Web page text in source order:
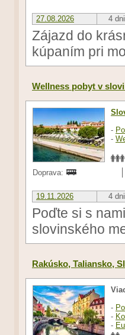
27.08.2026 4 dni
Zájazd do
kúpaním pri
Wellness pobyt v
-
-
Doprava:
19.11.2026 4 dni
Poďte si s
slovinského
Rakúsko, Taliansko,
-
-
-